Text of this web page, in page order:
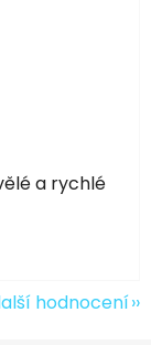
a rychlé
hodnocení